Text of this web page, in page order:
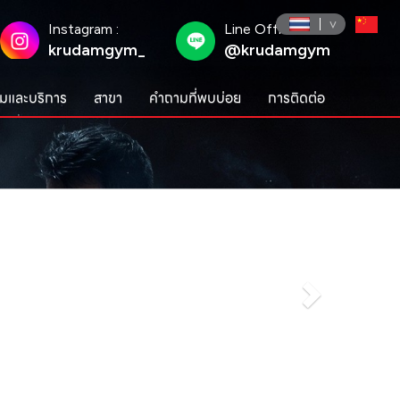
Instagram :
krudamgym_
Line Official :
@krudamgym
และบริการ สาขา คำถามที่พบบ่อย การติดต่อ